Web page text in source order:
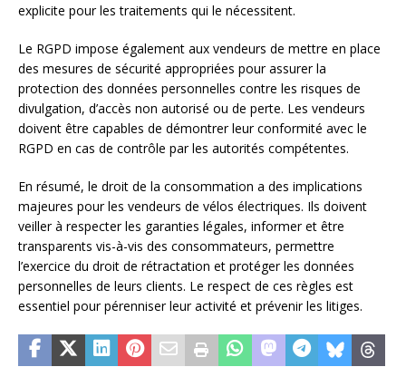
explicite pour les traitements qui le nécessitent.
Le RGPD impose également aux vendeurs de mettre en place
des mesures de sécurité appropriées pour assurer la
protection des données personnelles contre les risques de
divulgation, d’accès non autorisé ou de perte. Les vendeurs
doivent être capables de démontrer leur conformité avec le
RGPD en cas de contrôle par les autorités compétentes.
En résumé, le droit de la consommation a des implications
majeures pour les vendeurs de vélos électriques. Ils doivent
veiller à respecter les garanties légales, informer et être
transparents vis-à-vis des consommateurs, permettre
l’exercice du droit de rétractation et protéger les données
personnelles de leurs clients. Le respect de ces règles est
essentiel pour pérenniser leur activité et prévenir les litiges.